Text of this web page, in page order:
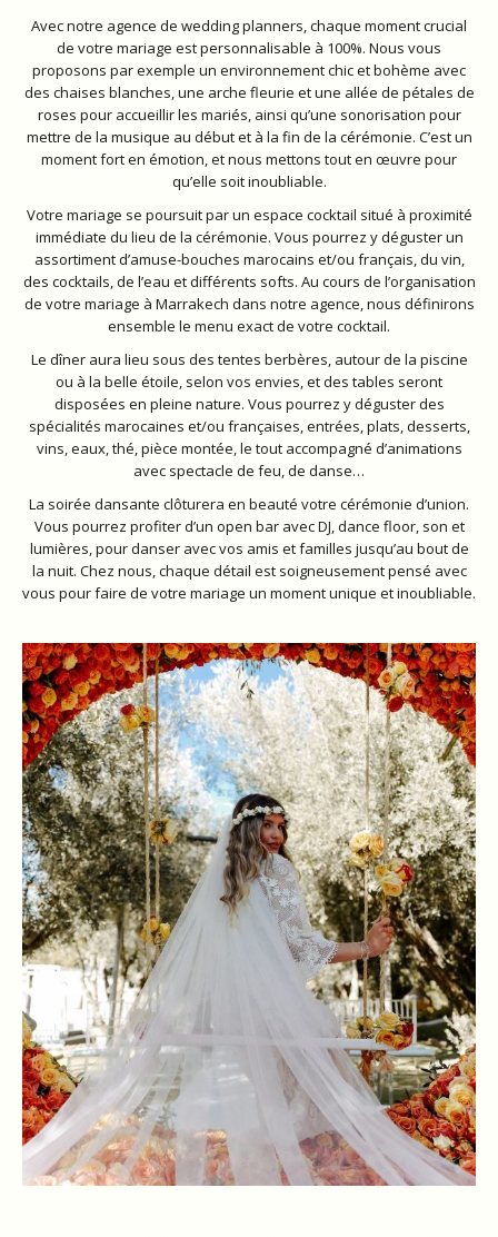
Avec notre agence de wedding planners, chaque moment crucial
de votre mariage est personnalisable à 100%. Nous vous
proposons par exemple un environnement chic et bohème avec
des chaises blanches, une arche fleurie et une allée de pétales de
roses pour accueillir les mariés, ainsi qu’une sonorisation pour
mettre de la musique au début et à la fin de la cérémonie. C’est un
moment fort en émotion, et nous mettons tout en œuvre pour
qu’elle soit inoubliable.
Votre mariage se poursuit par un espace cocktail situé à proximité
immédiate du lieu de la cérémonie. Vous pourrez y déguster un
assortiment d’amuse-bouches marocains et/ou français, du vin,
des cocktails, de l’eau et différents softs. Au cours de l’organisation
de votre mariage à Marrakech dans notre agence, nous définirons
ensemble le menu exact de votre cocktail.
Le dîner aura lieu sous des tentes berbères, autour de la piscine
ou à la belle étoile, selon vos envies, et des tables seront
disposées en pleine nature. Vous pourrez y déguster des
spécialités marocaines et/ou françaises, entrées, plats, desserts,
vins, eaux, thé, pièce montée, le tout accompagné d’animations
avec spectacle de feu, de danse…
La soirée dansante clôturera en beauté votre cérémonie d’union.
Vous pourrez profiter d’un open bar avec DJ, dance floor, son et
lumières, pour danser avec vos amis et familles jusqu’au bout de
la nuit. Chez nous, chaque détail est soigneusement pensé avec
vous pour faire de votre mariage un moment unique et inoubliable.